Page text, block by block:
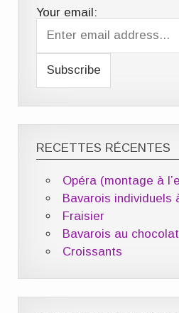
Your email:
RECETTES RÉCENTES
Opéra (montage à
Bavarois individuels
Fraisier
Bavarois au
Croissants